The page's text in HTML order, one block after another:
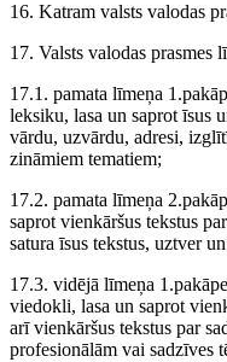
16. Katram valsts valodas
17. Valsts valodas prasmes
17.1. pamata līmeņa
leksiku, lasa un saprot īsus
vārdu, uzvārdu, adresi,
zināmiem tematiem;
17.2. pamata līmeņa
saprot vienkāršus tekstus
satura īsus tekstus, uztver
17.3. vidējā līmeņa
viedokli, lasa un saprot
arī vienkāršus tekstus par
profesionālām vai sadzīves